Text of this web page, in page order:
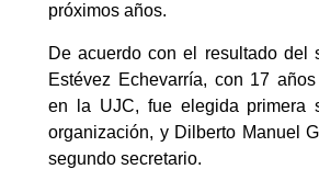
próximos años.
De acuerdo con el resultado del
Estévez Echevarría, con 17
en la UJC, fue elegida primera
organización, y Dilberto Manuel
segundo secretario.